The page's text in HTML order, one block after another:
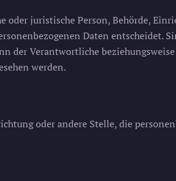
juristische Person, Behörde,
Daten entscheidet.
der Verantwortliche
werden.
oder andere Stelle, die